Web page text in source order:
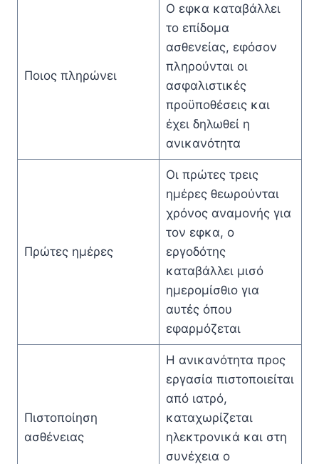
Ποιος πληρώνει
Ο εφκα καταβάλλει
το επίδομα
ασθενείας, εφόσον
πληρούνται οι
ασφαλιστικές
προϋποθέσεις και
έχει δηλωθεί η
ανικανότητα
Πρώτες ημέρες
Οι πρώτες τρεις
ημέρες θεωρούνται
χρόνος αναμονής για
τον εφκα, ο
εργοδότης
καταβάλλει μισό
ημερομίσθιο για
αυτές όπου
εφαρμόζεται
Πιστοποίηση
ασθένειας
Η ανικανότητα προς
εργασία πιστοποιείται
από ιατρό,
καταχωρίζεται
ηλεκτρονικά και στη
συνέχεια ο